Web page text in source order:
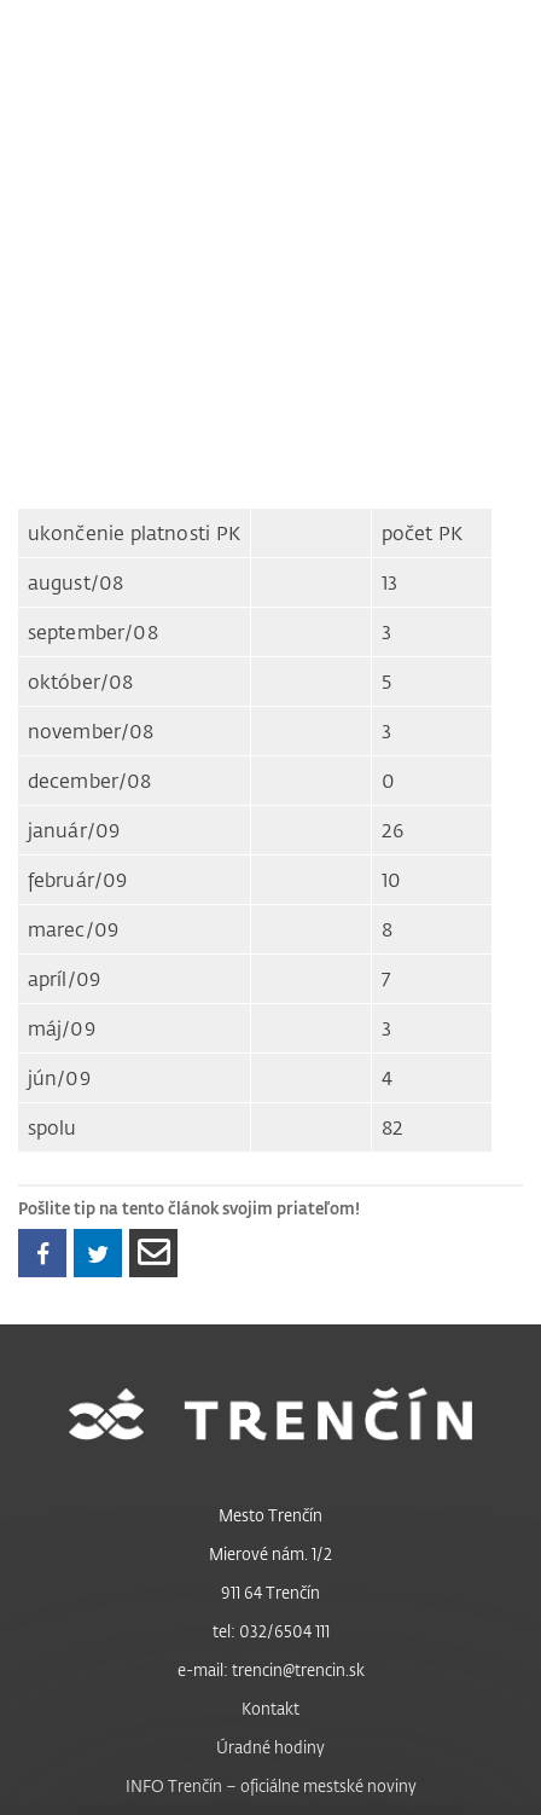
ukončenie platnosti PK počet PK
august/08 13
september/08 3
október/08 5
november/08 3
december/08 0
január/09 26
február/09 10
marec/09 8
apríl/09 7
máj/09 3
jún/09 4
spolu 82
Pošlite tip na tento článok svojim priateľom!
Mesto Trenčín
Mierové nám. 1/2
911 64 Trenčín
tel: 032/6504 111
e-mail: trencin@trencin.sk
Kontakt
Úradné hodiny
INFO Trenčín – oficiálne mestské noviny